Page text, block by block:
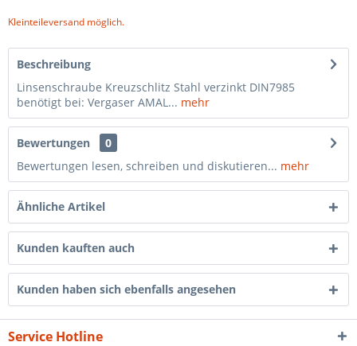
Kleinteileversand möglich.
Beschreibung
Linsenschraube Kreuzschlitz Stahl verzinkt DIN7985
benötigt bei: Vergaser AMAL... mehr
Bewertungen
0
Bewertungen lesen, schreiben und diskutieren... mehr
Ähnliche Artikel
Kunden kauften auch
Kunden haben sich ebenfalls angesehen
Service Hotline